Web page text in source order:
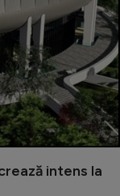
intens la